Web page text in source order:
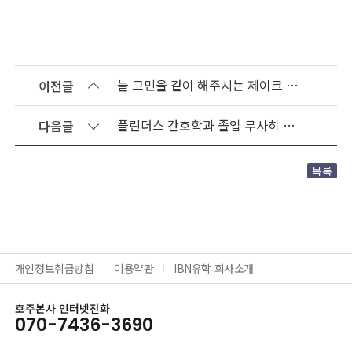
이전글 늘 고민을 같이 해주시는 제이크 대리님 감사해요!
다음글 플린더스 간호학과 졸업 무사히 하였습니다!
목록
개인정보취급방침 이용약관 IBN유학 회사소개
호주본사 인터넷전화
070-7436-3690